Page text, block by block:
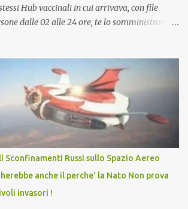
Hub vaccinali in cui arrivava, con file
dalle 02 alle 24 ore, te lo somministravano
del Capo, era "spettacolare Ghiacciato, ma
a Temperatura Ambiente"! Riproponiamo
Sconfinamenti Russi sullo Spazio Aereo
anche il perche' la Nato Non prova
invasori !